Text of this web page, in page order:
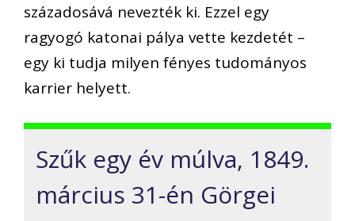
századosává nevezték ki. Ezzel egy
ragyogó katonai pálya vette kezdetét –
egy ki tudja milyen fényes tudományos
karrier helyett.
Szűk egy év múlva, 1849.
március 31-én Görgei